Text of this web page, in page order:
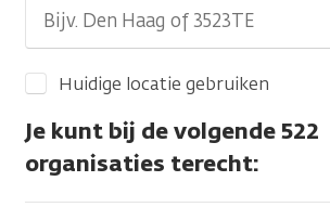
Huidige locatie gebruiken
Je kunt bij de volgende 522
organisaties terecht: